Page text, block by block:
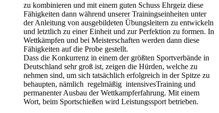
zu kombinieren und mit einem guten Schuss Ehrgeiz diese
Fähigkeiten dann während unserer Trainingseinheiten unter
der Anleitung von ausgebildeten Übungsleitern zu entwickeln
und letztlich zu einer Einheit und zur Perfektion zu formen. In
Wettkämpfen und bei Meisterschaften werden dann diese
Fähigkeiten auf die Probe gestellt.
Dass die Konkurrenz in einem der größten Sportverbände in
Deutschland sehr groß ist, zeigen die Hürden, welche zu
nehmen sind, um sich tatsächlich erfolgreich in der Spitze zu
behaupten, nämlich regelmäßig intensivesTraining und
permanenter Ausbau der Wettkampferfahrung. Mit einem
Wort, beim Sportschießen wird Leistungssport betrieben.